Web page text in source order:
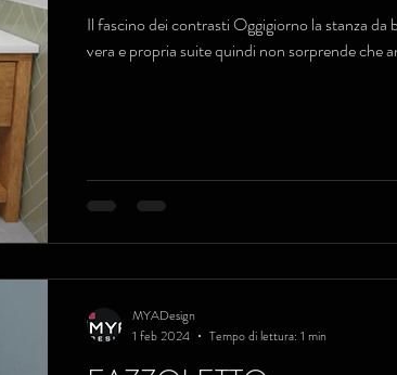
Il fascino dei contrasti Oggigiorno la stanza da
vera e propria suite quindi non sorprende che
MYADesign
1 feb 2024
Tempo di lettura: 1 min